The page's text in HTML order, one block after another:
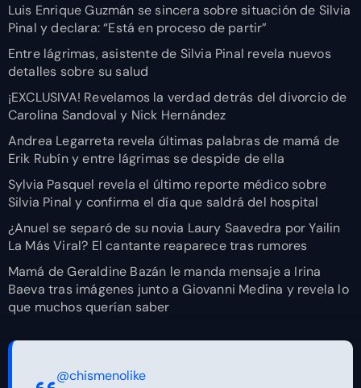
Luis Enrique Guzmán se sincera sobre situación de Silvia
Pinal y declara: “Está en proceso de partir”
Entre lágrimas, asistente de Silvia Pinal revela nuevos
detalles sobre su salud
¡EXCLUSIVA! Revelamos la verdad detrás del divorcio de
Carolina Sandoval y Nick Hernández
Andrea Legarreta revela últimas palabras de mamá de
Erik Rubín y entre lágrimas se despide de ella
Sylvia Pasquel revela el último reporte médico sobre
Silvia Pinal y confirma el día que saldrá del hospital
¿Anuel se separó de su novia Laury Saavedra por Yailin
La Más Viral? El cantante reaparece tras rumores
Mamá de Geraldine Bazán le manda mensaje a Irina
Baeva tras imágenes junto a Giovanni Medina y revela lo
que muchos querían saber
@chismenolike